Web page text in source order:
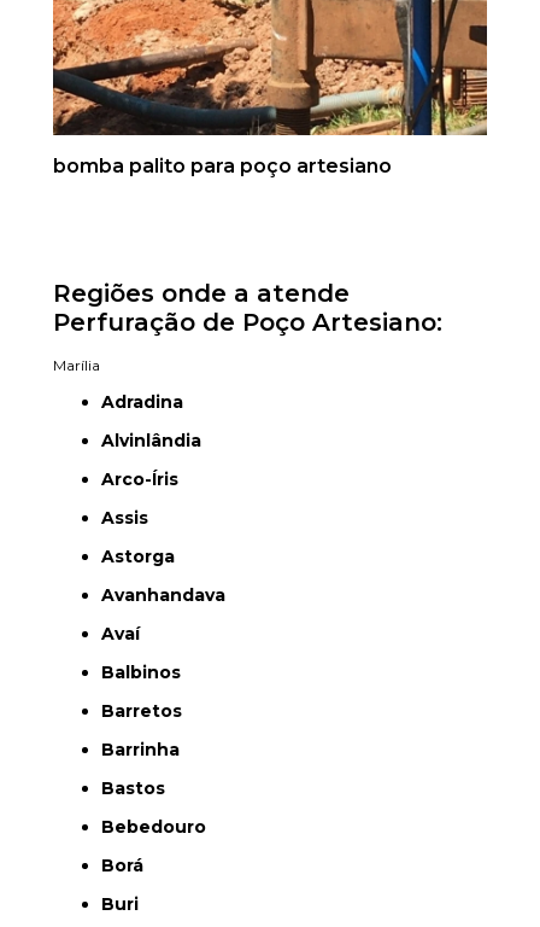
bomba palito para poço artesiano
Regiões onde a atende
Perfuração de Poço Artesiano:
Marília
Adradina
Alvinlândia
Arco-Íris
Assis
Astorga
Avanhandava
Avaí
Balbinos
Barretos
Barrinha
Bastos
Bebedouro
Borá
Buri